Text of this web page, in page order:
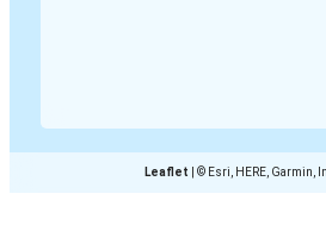
Leaflet © Esri, HERE, Garmin,